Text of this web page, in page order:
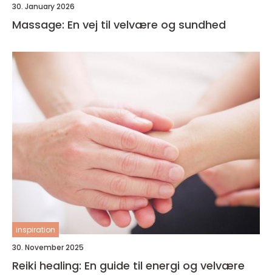
30. January 2026
Massage: En vej til velvære og sundhed
inspiration
30. November 2025
Reiki healing: En guide til energi og velvære